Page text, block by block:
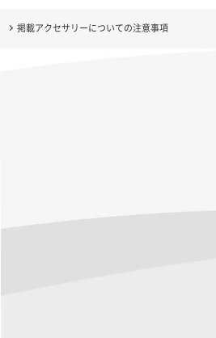
掲載アクセサリーについての注意事項